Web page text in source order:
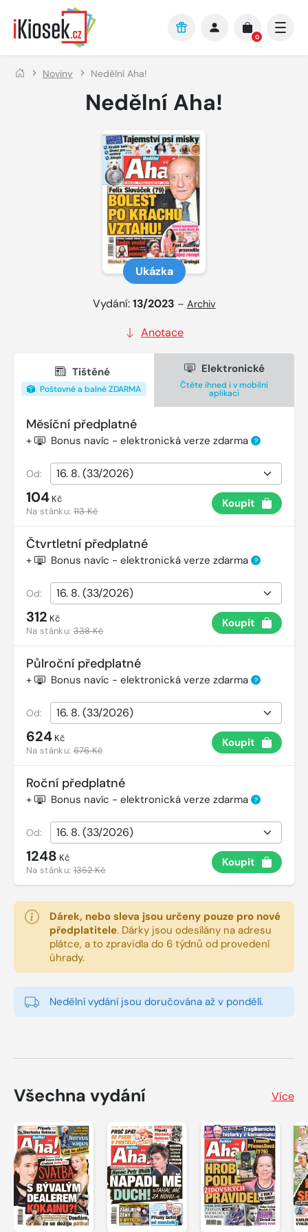
Přejít na hlavní obsah
0
Noviny Nedělní Aha!
Nedělní Aha!
Ukázka
Vydání:13/2023 – Archiv
Anotace
Tištěné
Poštovné a balné ZDARMA
Elektronické
Čtěte ihned i v mobilní
aplikaci
Měsíční předplatné
+ Bonus navíc - elektronická verze zdarma ?
Od:
104 Kč
Na stánku:113 Kč
Koupit
Čtvrtletní předplatné
+ Bonus navíc - elektronická verze zdarma ?
Od:
312 Kč
Na stánku:338 Kč
Koupit
Půlroční předplatné
+ Bonus navíc - elektronická verze zdarma ?
Od:
624 Kč
Na stánku:676 Kč
Koupit
Roční předplatné
+ Bonus navíc - elektronická verze zdarma ?
Od:
1248 Kč
Na stánku:1352 Kč
Koupit
Dárek, nebo sleva jsou určeny pouze pro nové
předplatitele. Dárky jsou odesílány na adresu
plátce, a to zpravidla do 6 týdnů od provedení
úhrady.
Nedělní vydání jsou doručována až v pondělí.
Všechna vydání Více